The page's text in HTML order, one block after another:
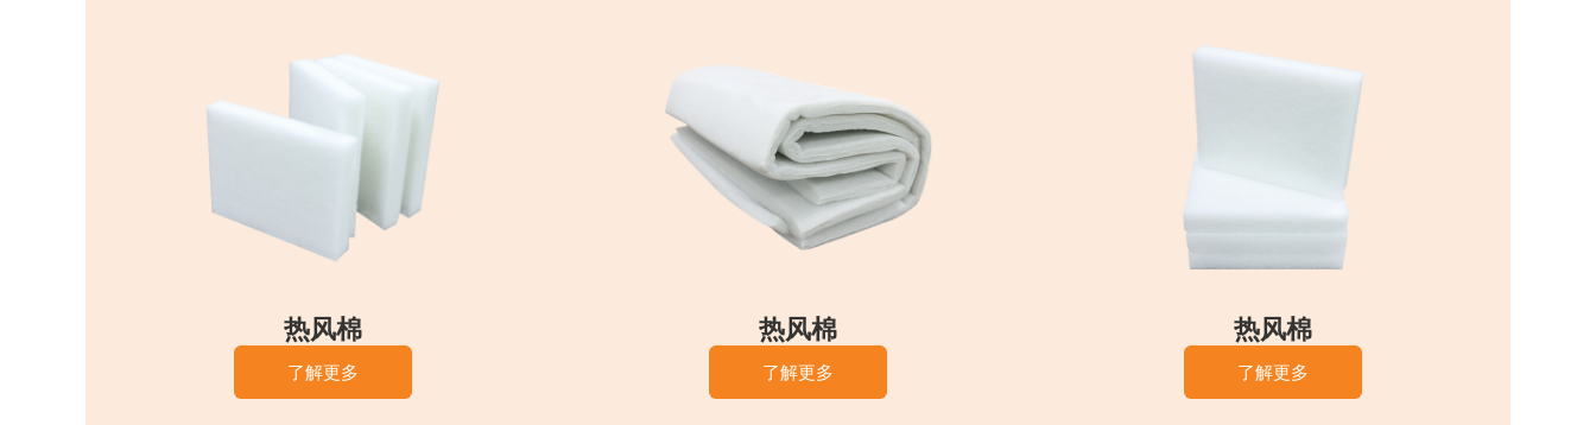
热风棉
了解更多
热风棉
了解更多
热风棉
了解更多